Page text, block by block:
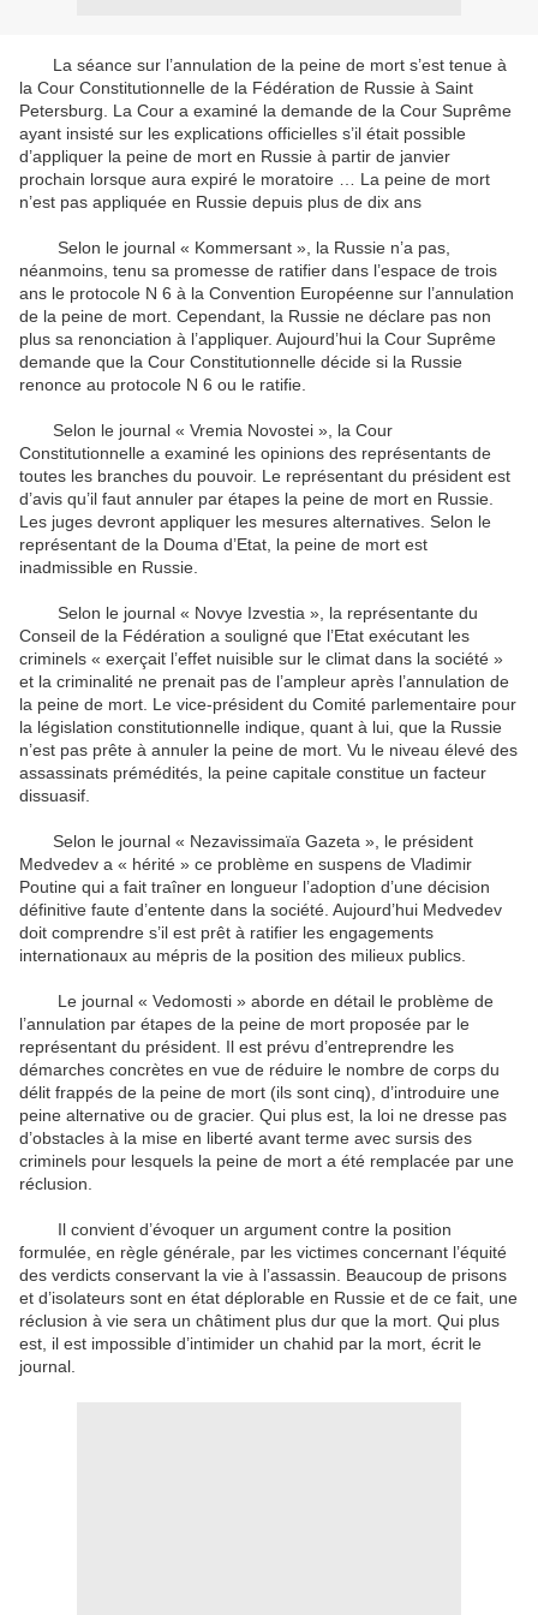
La séance sur l’annulation de la peine de mort s’est tenue à
la Cour Constitutionnelle de la Fédération de Russie à Saint
Petersburg. La Cour a examiné la demande de la Cour Suprême
ayant insisté sur les explications officielles s’il était possible
d’appliquer la peine de mort en Russie à partir de janvier
prochain lorsque aura expiré le moratoire … La peine de mort
n’est pas appliquée en Russie depuis plus de dix ans
Selon le journal « Kommersant », la Russie n’a pas,
néanmoins, tenu sa promesse de ratifier dans l’espace de trois
ans le protocole N 6 à la Convention Européenne sur l’annulation
de la peine de mort. Cependant, la Russie ne déclare pas non
plus sa renonciation à l’appliquer. Aujourd’hui la Cour Suprême
demande que la Cour Constitutionnelle décide si la Russie
renonce au protocole N 6 ou le ratifie.
Selon le journal « Vremia Novostei », la Cour
Constitutionnelle a examiné les opinions des représentants de
toutes les branches du pouvoir. Le représentant du président est
d’avis qu’il faut annuler par étapes la peine de mort en Russie.
Les juges devront appliquer les mesures alternatives. Selon le
représentant de la Douma d’Etat, la peine de mort est
inadmissible en Russie.
Selon le journal « Novye Izvestia », la représentante du
Conseil de la Fédération a souligné que l’Etat exécutant les
criminels « exerçait l’effet nuisible sur le climat dans la société »
et la criminalité ne prenait pas de l’ampleur après l’annulation de
la peine de mort. Le vice-président du Comité parlementaire pour
la législation constitutionnelle indique, quant à lui, que la Russie
n’est pas prête à annuler la peine de mort. Vu le niveau élevé des
assassinats prémédités, la peine capitale constitue un facteur
dissuasif.
Selon le journal « Nezavissimaïa Gazeta », le président
Medvedev a « hérité » ce problème en suspens de Vladimir
Poutine qui a fait traîner en longueur l’adoption d’une décision
définitive faute d’entente dans la société. Aujourd’hui Medvedev
doit comprendre s’il est prêt à ratifier les engagements
internationaux au mépris de la position des milieux publics.
Le journal « Vedomosti » aborde en détail le problème de
l’annulation par étapes de la peine de mort proposée par le
représentant du président. Il est prévu d’entreprendre les
démarches concrètes en vue de réduire le nombre de corps du
délit frappés de la peine de mort (ils sont cinq), d’introduire une
peine alternative ou de gracier. Qui plus est, la loi ne dresse pas
d’obstacles à la mise en liberté avant terme avec sursis des
criminels pour lesquels la peine de mort a été remplacée par une
réclusion.
Il convient d’évoquer un argument contre la position
formulée, en règle générale, par les victimes concernant l’équité
des verdicts conservant la vie à l’assassin. Beaucoup de prisons
et d’isolateurs sont en état déplorable en Russie et de ce fait, une
réclusion à vie sera un châtiment plus dur que la mort. Qui plus
est, il est impossible d’intimider un chahid par la mort, écrit le
journal.